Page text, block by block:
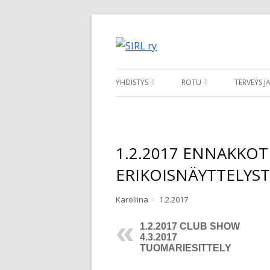
Ensisijainen
YHDISTYS
JÄSENEKSI
JÄSENLEHTI
TAVARAMYYNTI
ROTU
IRLANNINSUSIKOIRAT
RODUN HISTORIA
TERVEYS
1.2.2017
Kirjoittaja
Karoliina Julkaistu
1.2.2017
1.2.2017 CLUB SHOW
4.3.2017
TUOMARIESITTELY